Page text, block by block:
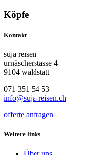
Köpfe
Kontakt
suja reisen
urnäscherstasse 4
9104 waldstatt
071 351 54 53
info@suja-reisen.ch
offerte anfragen
Weitere links